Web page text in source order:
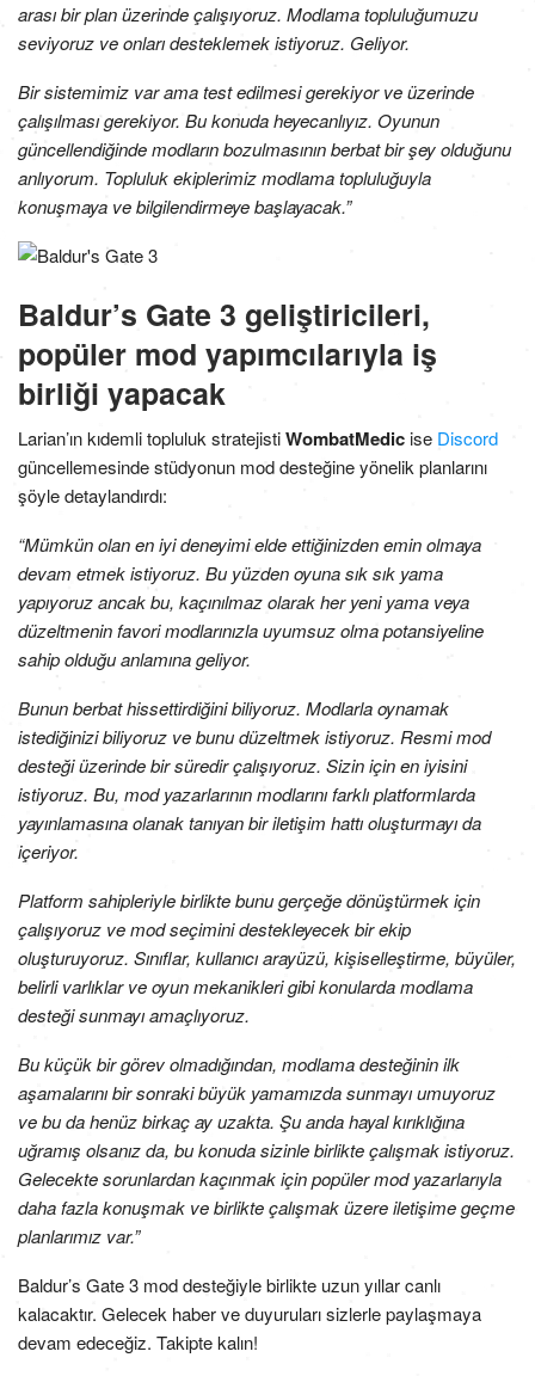
arası bir plan üzerinde çalışıyoruz. Modlama topluluğumuzu
seviyoruz ve onları desteklemek istiyoruz. Geliyor.
Bir sistemimiz var ama test edilmesi gerekiyor ve üzerinde
çalışılması gerekiyor. Bu konuda heyecanlıyız. Oyunun
güncellendiğinde modların bozulmasının berbat bir şey olduğunu
anlıyorum. Topluluk ekiplerimiz modlama topluluğuyla
konuşmaya ve bilgilendirmeye başlayacak.”
Baldur’s Gate 3 geliştiricileri,
popüler mod yapımcılarıyla iş
birliği yapacak
Larian’ın kıdemli topluluk stratejistiWombatMedicise Discord
güncellemesinde stüdyonun mod desteğine yönelik planlarını
şöyle detaylandırdı:
“Mümkün olan en iyi deneyimi elde ettiğinizden emin olmaya
devam etmek istiyoruz. Bu yüzden oyuna sık sık yama
yapıyoruz ancak bu, kaçınılmaz olarak her yeni yama veya
düzeltmenin favori modlarınızla uyumsuz olma potansiyeline
sahip olduğu anlamına geliyor.
Bunun berbat hissettirdiğini biliyoruz. Modlarla oynamak
istediğinizi biliyoruz ve bunu düzeltmek istiyoruz. Resmi mod
desteği üzerinde bir süredir çalışıyoruz. Sizin için en iyisini
istiyoruz. Bu, mod yazarlarının modlarını farklı platformlarda
yayınlamasına olanak tanıyan bir iletişim hattı oluşturmayı da
içeriyor.
Platform sahipleriyle birlikte bunu gerçeğe dönüştürmek için
çalışıyoruz ve mod seçimini destekleyecek bir ekip
oluşturuyoruz. Sınıflar, kullanıcı arayüzü, kişiselleştirme, büyüler,
belirli varlıklar ve oyun mekanikleri gibi konularda modlama
desteği sunmayı amaçlıyoruz.
Bu küçük bir görev olmadığından, modlama desteğinin ilk
aşamalarını bir sonraki büyük yamamızda sunmayı umuyoruz
ve bu da henüz birkaç ay uzakta. Şu anda hayal kırıklığına
uğramış olsanız da, bu konuda sizinle birlikte çalışmak istiyoruz.
Gelecekte sorunlardan kaçınmak için popüler mod yazarlarıyla
daha fazla konuşmak ve birlikte çalışmak üzere iletişime geçme
planlarımız var.”
Baldur’s Gate 3 mod desteğiyle birlikte uzun yıllar canlı
kalacaktır. Gelecek haber ve duyuruları sizlerle paylaşmaya
devam edeceğiz. Takipte kalın!